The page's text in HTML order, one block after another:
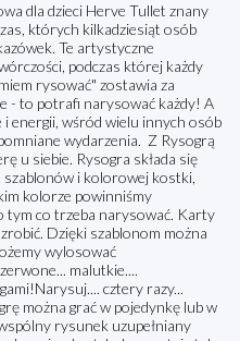
dla dzieci Herve Tullet znany
których kilkadziesiąt osób
Te artystyczne
podczas której każdy
rysować" zostawia za
- to potrafi narysować każdy! A
energii, wśród wielu innych osób
wydarzenia. Z Rysogrą
u siebie. Rysogra składa się
i kolorowej kostki,
kolorze powinniśmy
tym co trzeba narysować. Karty
Dzięki szablonom można
wylosować
malutkie....
cztery razy...
można grać w pojedynkę lub w
rysunek uzupełniany